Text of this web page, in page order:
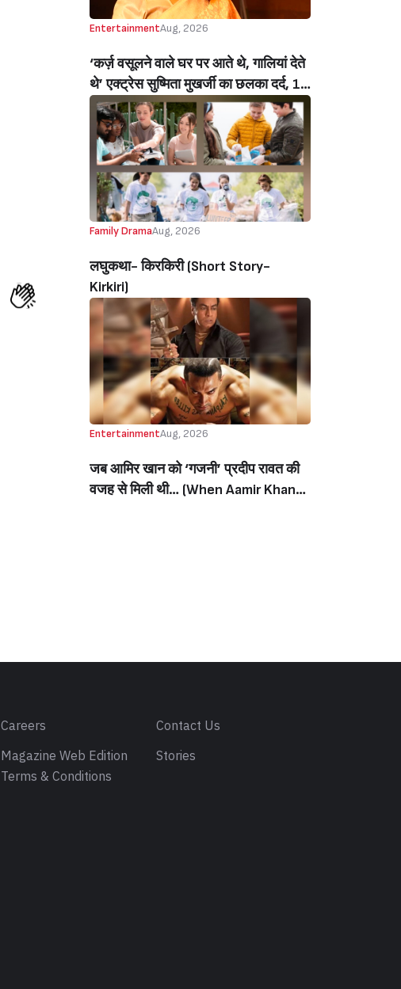
EntertainmentAug, 2026
‘कर्ज़ वसूलने वाले घर पर आते थे, गालियां देते
थे’ एक्ट्रेस सुष्मिता मुखर्जी का छलका दर्द, 1
करोड़ का कर्ज उतारने के लिए करनी पड़ी थी
C ग्रेड फिल्में, बोलीं- ‘मैंने अपनी आत्मा बेच दी
थी’ (‘I Sold My Soul’ Actress
Sushmita Mukherjee Recalls Doing
C-Grade Films To Pay Loan)
Family DramaAug, 2026
लघुकथा- किरकिरी (Short Story-
Kirkiri)
EntertainmentAug, 2026
जब आमिर खान को ‘गजनी’ प्रदीप रावत की
वजह से मिली थी… (When Aamir Khan
Careers
Contact Us
Magazine Web Edition
Terms & Conditions
Stories